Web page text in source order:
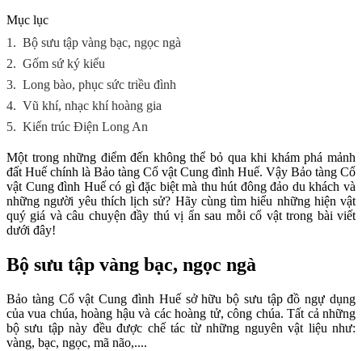
Mục lục
1. Bộ sưu tập vàng bạc, ngọc ngà
2. Gốm sứ ký kiểu
3. Long bào, phục sức triều đình
4. Vũ khí, nhạc khí hoàng gia
5. Kiến trúc Điện Long An
Một trong những điểm đến không thể bỏ qua khi khám phá mảnh
đất Huế chính là Bảo tàng Cổ vật Cung đình Huế. Vậy Bảo tàng Cổ
vật Cung đình Huế có gì đặc biệt mà thu hút đông đảo du khách và
những người yêu thích lịch sử? Hãy cùng tìm hiểu những hiện vật
quý giá và câu chuyện đầy thú vị ẩn sau mỗi cổ vật trong bài viết
dưới đây!
Bộ sưu tập vàng bạc, ngọc ngà
Bảo tàng Cổ vật Cung đình Huế sở hữu bộ sưu tập đồ ngự dụng
của vua chúa, hoàng hậu và các hoàng tử, công chúa. Tất cả những
bộ sưu tập này đều được chế tác từ những nguyên vật liệu như:
vàng, bạc, ngọc, mã não,....